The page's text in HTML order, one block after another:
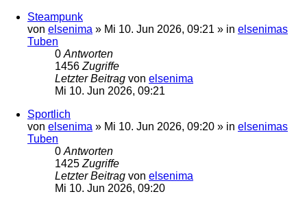
Steampunk
von elsenima » Mi 10. Jun 2026, 09:21 » in elsenimas
Tuben
0 Antworten
1456 Zugriffe
Letzter Beitrag von elsenima
Mi 10. Jun 2026, 09:21
Sportlich
von elsenima » Mi 10. Jun 2026, 09:20 » in elsenimas
Tuben
0 Antworten
1425 Zugriffe
Letzter Beitrag von elsenima
Mi 10. Jun 2026, 09:20